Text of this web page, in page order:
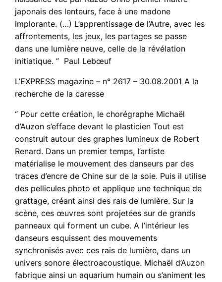
japonais des lenteurs, face à une madone
implorante. (…) L’apprentissage de l’Autre, avec les
affrontements, les jeux, les partages se passe
dans une lumière neuve, celle de la révélation
initiatique. ” Paul Lebœuf
L’EXPRESS magazine – n° 2617 – 30.08.2001 A la
recherche de la caresse
“ Pour cette création, le chorégraphe Michaël
d’Auzon s’efface devant le plasticien Tout est
construit autour des graphes lumineux de Robert
Renard. Dans un premier temps, I’artiste
matérialise le mouvement des danseurs par des
traces d’encre de Chine sur de la soie. Puis il utilise
des pellicules photo et applique une technique de
grattage, créant ainsi des rais de lumière. Sur la
scène, ces œuvres sont projetées sur de grands
panneaux qui forment un cube. A l’intérieur les
danseurs esquissent des mouvements
synchronisés avec ces rais de lumière, dans un
univers sonore électroacoustique. Michaël d’Auzon
fabrique ainsi un aquarium humain ou s’animent les